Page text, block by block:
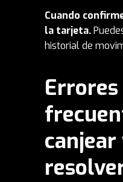
Cuando
la tarjeta.
historial de
Errores